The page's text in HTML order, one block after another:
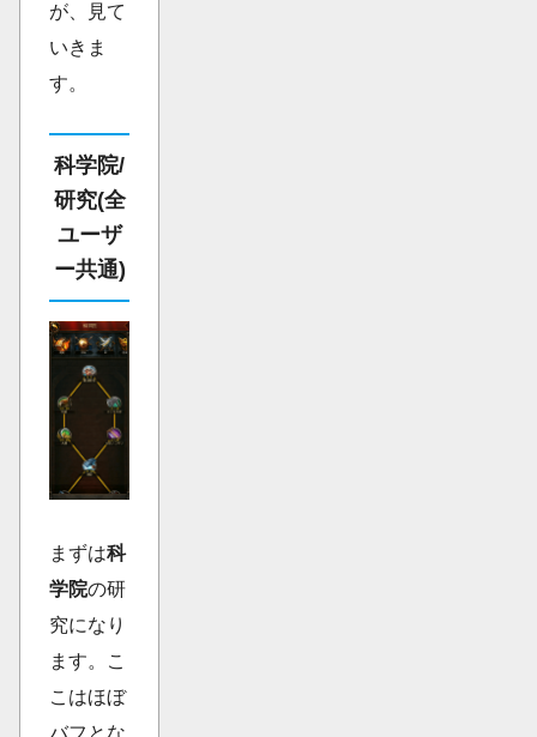
が、見て
いきま
す。
科学院/
研究(全
ユーザ
ー共通)
まずは科
学院の研
究になり
ます。こ
こはほぼ
バフとな